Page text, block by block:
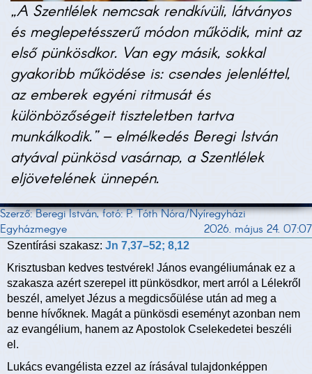
„A Szentlélek nemcsak rendkívüli, látványos
és meglepetésszerű módon működik, mint az
első pünkösdkor. Van egy másik, sokkal
gyakoribb működése is: csendes jelenléttel,
az emberek egyéni ritmusát és
különbözőségeit tiszteletben tartva
munkálkodik.” – elmélkedés Beregi István
atyával pünkösd vasárnap, a Szentlélek
eljövetelének ünnepén.
Szerző: Beregi István, fotó: P. Tóth Nóra/Nyíregyházi
Egyházmegye
2026. május 24. 07:07
Szentírási szakasz: Jn 7,37–52; 8,12
Krisztusban kedves testvérek! János evangéliumának ez a
szakasza azért szerepel itt pünkösdkor, mert arról a Lélekről
beszél, amelyet Jézus a megdicsőülése után ad meg a
benne hívőknek. Magát a pünkösdi eseményt azonban nem
az evangélium, hanem az Apostolok Cselekedetei beszéli
el.
Lukács evangélista ezzel az írásával tulajdonképpen